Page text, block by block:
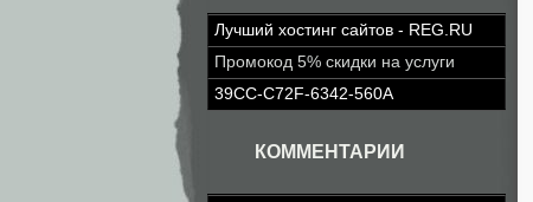
Лучший хостинг сайтов - REG.RU
Промокод 5% скидки на услуги
39CC-C72F-6342-560A
КОММЕНТАРИИ